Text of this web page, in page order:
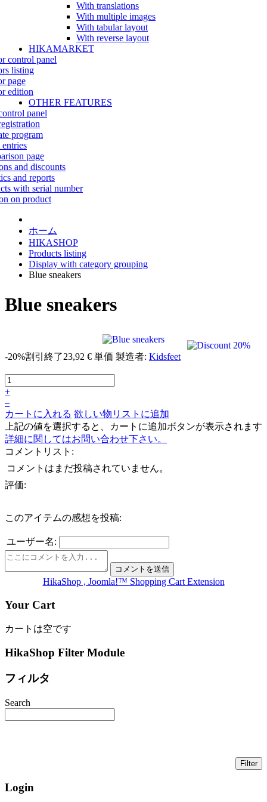
With translations
With multiple images
With tabular layout
With reverse layout
HIKAMARKET
control panel
listing
page
edition
OTHER FEATURES
panel
program
page
and discounts
and reports
with serial number
on product
ホーム
HIKASHOP
Products listing
Display with category grouping
Blue sneakers
Blue sneakers
-20%割引終了23,92 € 単価 製造者: Kidsfeet
+
–
カートに入れる 欲しい物リストに追加
上記の値を選択すると、カートに追加ボタンが表示されます
詳細に関してはお問い合わせ下さい。
コメントリスト:
コメントはまだ投稿されていません。
評価:
このアイテムの感想を投稿:
ユーザー名:
HikaShop , Joomla!™ Shopping Cart Extension
Your Cart
カートは空です
HikaShop Filter Module
フィルタ
Search
Login